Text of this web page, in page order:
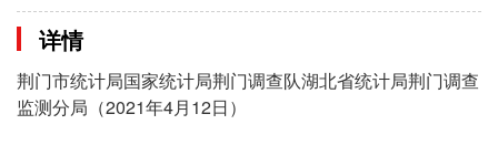
详情
荆门市统计局国家统计局荆门调查队湖北省统计局荆门调查
监测分局（2021年4月12日）